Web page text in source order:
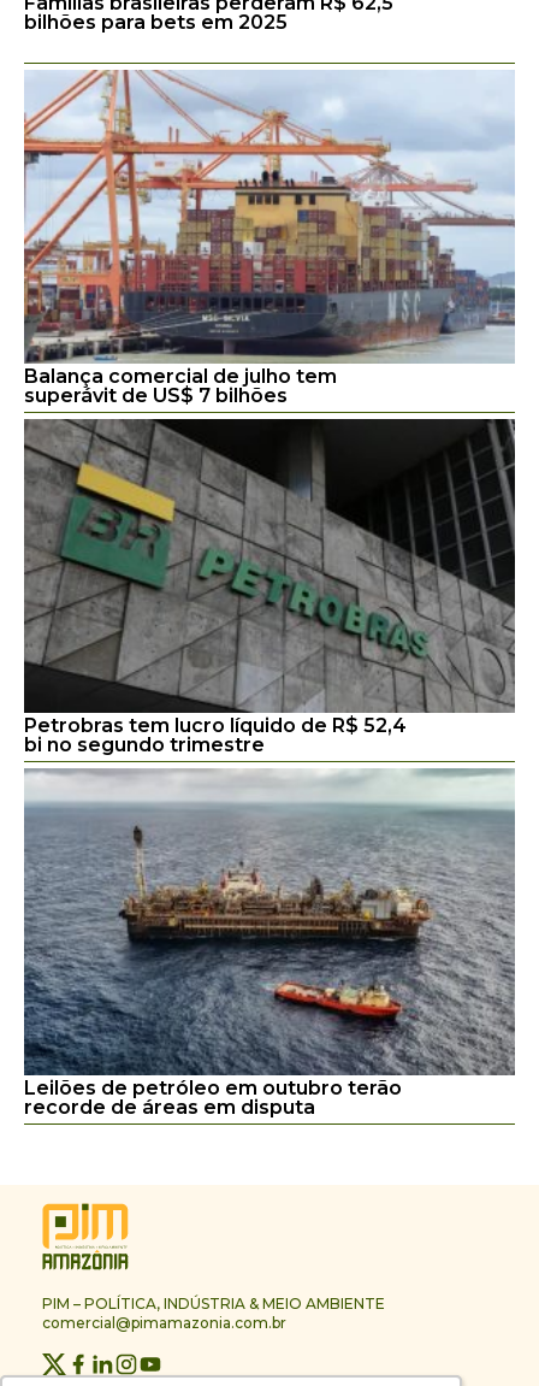
bilhões para bets em 2025
Balança comercial de julho tem
superávit de US$ 7 bilhões
Petrobras tem lucro líquido de R$ 52,4
bi no segundo trimestre
Leilões de petróleo em outubro terão
recorde de áreas em disputa
PIM – POLÍTICA, INDÚSTRIA & MEIO AMBIENTE
comercial@pimamazonia.com.br